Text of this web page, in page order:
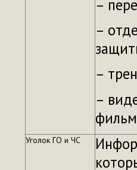
–
–
–
–
Уголок ГО и ЧС